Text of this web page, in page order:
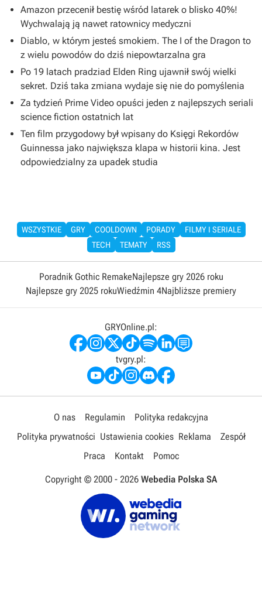
Amazon przecenił bestię wśród latarek o blisko 40%!
Wychwalają ją nawet ratownicy medyczni
Diablo, w którym jesteś smokiem. The I of the Dragon to
z wielu powodów do dziś niepowtarzalna gra
Po 19 latach pradziad Elden Ring ujawnił swój wielki
sekret. Dziś taka zmiana wydaje się nie do pomyślenia
Za tydzień Prime Video opuści jeden z najlepszych seriali
science fiction ostatnich lat
Ten film przygodowy był wpisany do Księgi Rekordów
Guinnessa jako największa klapa w historii kina. Jest
odpowiedzialny za upadek studia
WSZYSTKIE GRY COOLDOWN PORADY
FILMY I SERIALE
TECH
TEMATY RSS
Poradnik Gothic RemakeNajlepsze gry 2026 roku
Najlepsze gry 2025 rokuWiedźmin 4Najbliższe premiery
GRYOnline.pl:
tvgry.pl:
O nas Regulamin
Polityka redakcyjna
Polityka prywatności Ustawienia cookies Reklama
Zespół
Praca
Kontakt Pomoc
Copyright © 2000 - 2026 Webedia Polska SA